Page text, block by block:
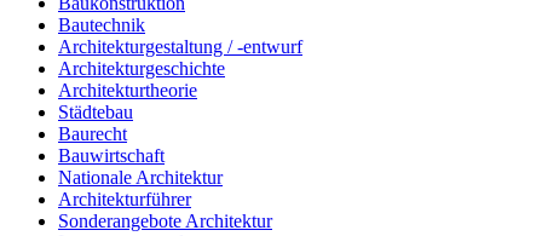
Bautechnik
Architekturgestaltung / -entwurf
Architekturgeschichte
Architekturtheorie
Städtebau
Baurecht
Bauwirtschaft
Nationale Architektur
Architekturführer
Sonderangebote Architektur